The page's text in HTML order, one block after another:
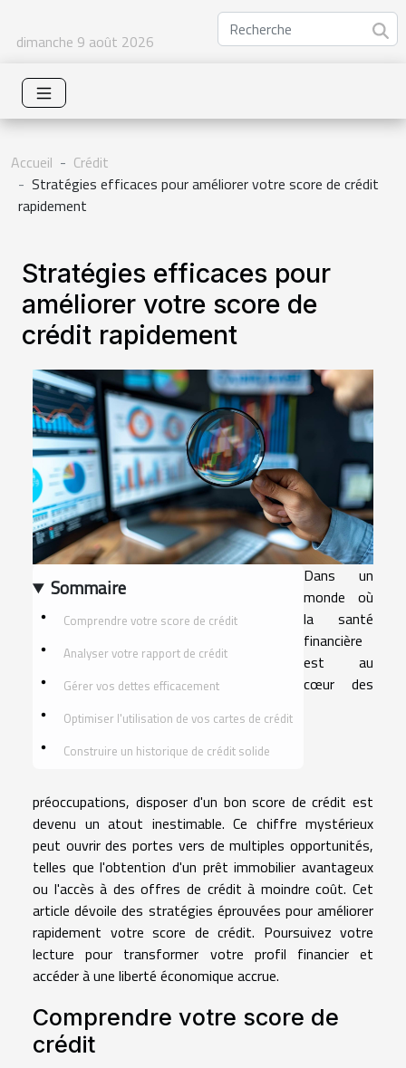
dimanche 9 août 2026
Accueil
Crédit
Stratégies efficaces pour améliorer votre score de crédit
rapidement
Stratégies efficaces pour
améliorer votre score de
crédit rapidement
Sommaire
Comprendre votre score de crédit
Analyser votre rapport de crédit
Gérer vos dettes efficacement
Optimiser l'utilisation de vos cartes de crédit
Construire un historique de crédit solide
Dans un
monde où
la santé
financière
est au
cœur des
préoccupations, disposer d'un bon score de crédit est
devenu un atout inestimable. Ce chiffre mystérieux
peut ouvrir des portes vers de multiples opportunités,
telles que l'obtention d'un prêt immobilier avantageux
ou l'accès à des offres de crédit à moindre coût. Cet
article dévoile des stratégies éprouvées pour améliorer
rapidement votre score de crédit. Poursuivez votre
lecture pour transformer votre profil financier et
accéder à une liberté économique accrue.
Comprendre votre score de
crédit